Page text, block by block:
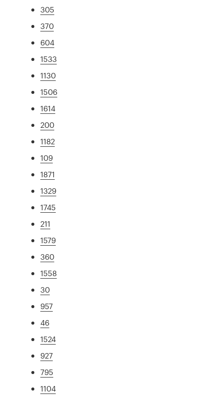
305
370
604
1533
1130
1506
1614
200
1182
109
1871
1329
1745
211
1579
360
1558
30
957
46
1524
927
795
1104